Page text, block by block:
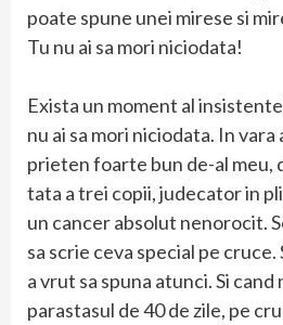
poate spune unei mirese si
Tu nu ai sa mori niciodata!
Exista un moment al
nu ai sa mori niciodata. In
prieten foarte bun de-al meu,
tata a trei copii, judecator in
un cancer absolut nenorocit.
sa scrie ceva special pe cruce.
a vrut sa spuna atunci. Si cand
parastasul de 40 de zile, pe